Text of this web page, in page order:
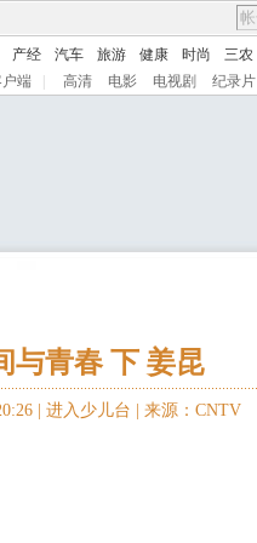
产经 汽车 旅游 健康 时尚 三农
户端 高清 电影 电视剧 纪录片
与青春 下 姜昆
| 进入少儿台 来源：CNTV